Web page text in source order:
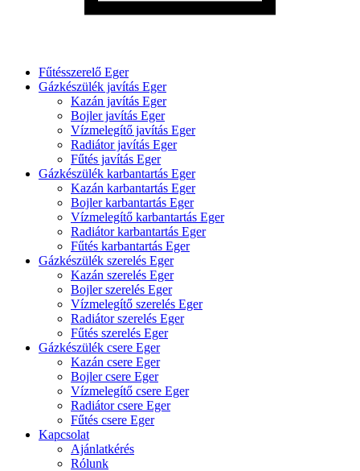
Fűtésszerelő Eger
Gázkészülék javítás Eger
Kazán javítás Eger
Bojler javítás Eger
Vízmelegítő javítás Eger
Radiátor javítás Eger
Fűtés javítás Eger
Gázkészülék karbantartás Eger
Kazán karbantartás Eger
Bojler karbantartás Eger
Vízmelegítő karbantartás Eger
Radiátor karbantartás Eger
Fűtés karbantartás Eger
Gázkészülék szerelés Eger
Kazán szerelés Eger
Bojler szerelés Eger
Vízmelegítő szerelés Eger
Radiátor szerelés Eger
Fűtés szerelés Eger
Gázkészülék csere Eger
Kazán csere Eger
Bojler csere Eger
Vízmelegítő csere Eger
Radiátor csere Eger
Fűtés csere Eger
Kapcsolat
Ajánlatkérés
Rólunk